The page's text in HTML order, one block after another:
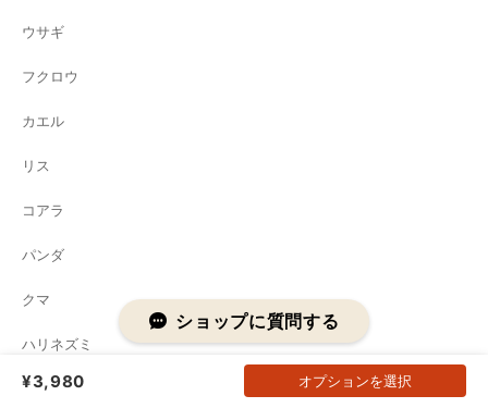
ウサギ
フクロウ
カエル
リス
コアラ
パンダ
クマ
ハリネズミ
ネズミ
¥3,980 オプションを選択
ショップに質問する